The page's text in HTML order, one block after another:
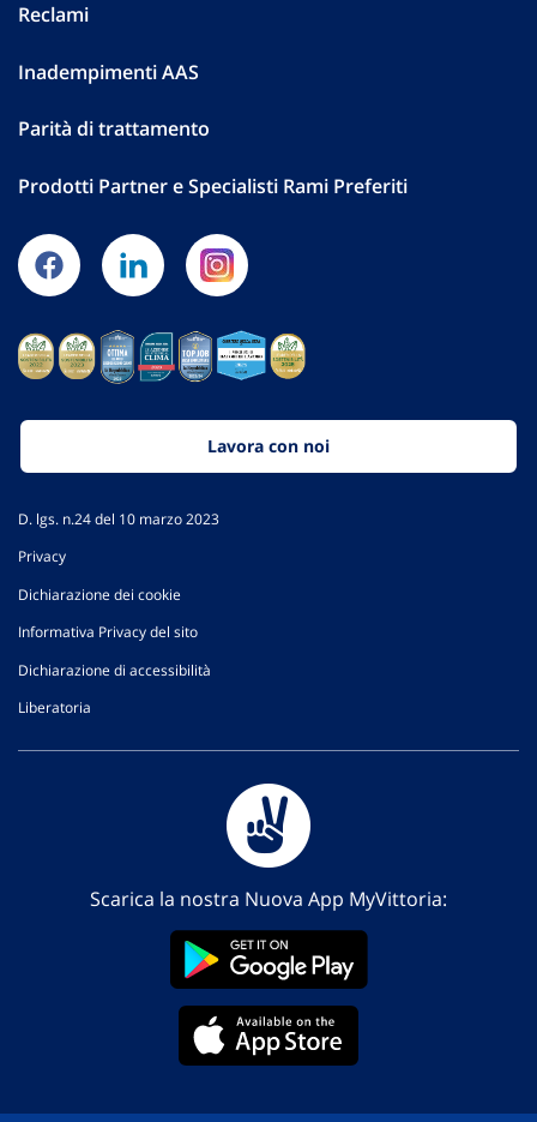
Reclami
Inadempimenti AAS
Parità di trattamento
Prodotti Partner e Specialisti Rami Preferiti
Lavora con noi
D. lgs. n.24 del 10 marzo 2023
Privacy
Dichiarazione dei cookie
Informativa Privacy del sito
Dichiarazione di accessibilità
Liberatoria
Scarica la nostra Nuova App MyVittoria: